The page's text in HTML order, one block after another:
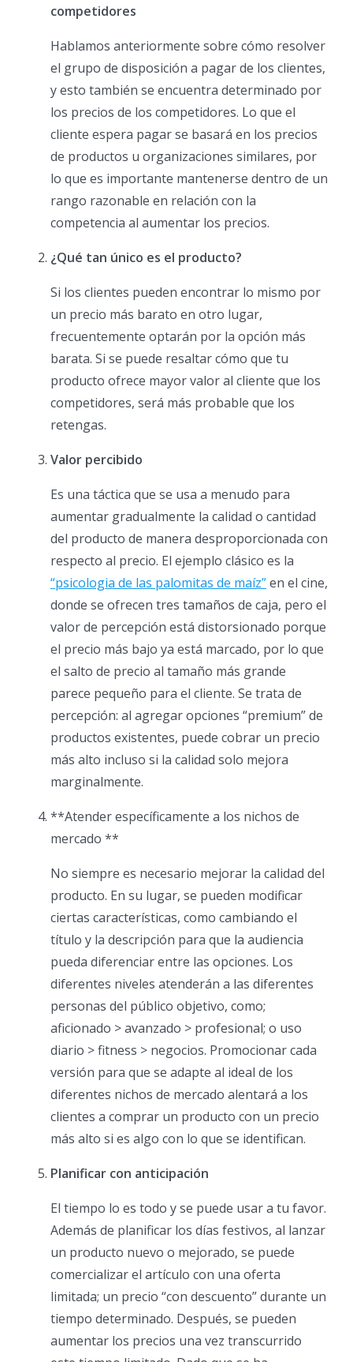
competidores
Hablamos anteriormente sobre cómo resolver
el grupo de disposición a pagar de los clientes,
y esto también se encuentra determinado por
los precios de los competidores. Lo que el
cliente espera pagar se basará en los precios
de productos u organizaciones similares, por
lo que es importante mantenerse dentro de un
rango razonable en relación con la
competencia al aumentar los precios.
¿Qué tan único es el producto?
Si los clientes pueden encontrar lo mismo por
un precio más barato en otro lugar,
frecuentemente optarán por la opción más
barata. Si se puede resaltar cómo que tu
producto ofrece mayor valor al cliente que los
competidores, será más probable que los
retengas.
Valor percibido
Es una táctica que se usa a menudo para
aumentar gradualmente la calidad o cantidad
del producto de manera desproporcionada con
respecto al precio. El ejemplo clásico es la
“psicologia de las palomitas de maíz”en el cine,
donde se ofrecen tres tamaños de caja, pero el
valor de percepción está distorsionado porque
el precio más bajo ya está marcado, por lo que
el salto de precio al tamaño más grande
parece pequeño para el cliente. Se trata de
percepción: al agregar opciones “premium” de
productos existentes, puede cobrar un precio
más alto incluso si la calidad solo mejora
marginalmente.
**Atender específicamente a los nichos de
mercado **
No siempre es necesario mejorar la calidad del
producto. En su lugar, se pueden modificar
ciertas características, como cambiando el
título y la descripción para que la audiencia
pueda diferenciar entre las opciones. Los
diferentes niveles atenderán a las diferentes
personas del público objetivo, como;
aficionado > avanzado > profesional; o uso
diario > fitness > negocios. Promocionar cada
versión para que se adapte al ideal de los
diferentes nichos de mercado alentará a los
clientes a comprar un producto con un precio
más alto si es algo con lo que se identifican.
Planificar con anticipación
El tiempo lo es todo y se puede usar a tu favor.
Además de planificar los días festivos, al lanzar
un producto nuevo o mejorado, se puede
comercializar el artículo con una oferta
limitada; un precio “con descuento” durante un
tiempo determinado. Después, se pueden
aumentar los precios una vez transcurrido